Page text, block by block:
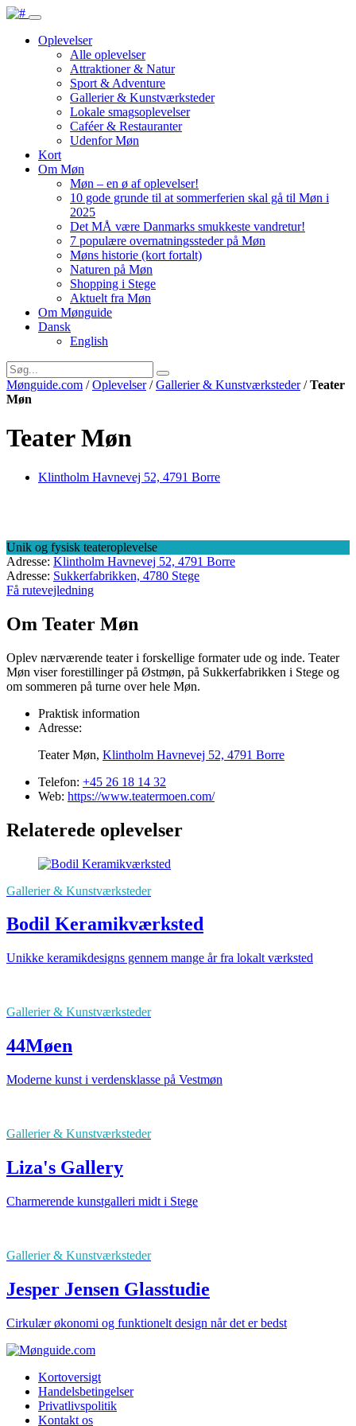
Oplevelser
Alle oplevelser
Attraktioner & Natur
Sport & Adventure
Gallerier & Kunstværksteder
Lokale smagsoplevelser
Caféer & Restauranter
Udenfor Møn
Kort
Om Møn
Møn – en ø af oplevelser!
10 gode grunde til at sommerferien skal gå til Møn i
2025
Det MÅ være Danmarks smukkeste vandretur!
7 populære overnatningssteder på Møn
Møns historie (kort fortalt)
Naturen på Møn
Shopping i Stege
Aktuelt fra Møn
Om Mønguide
Dansk
English
Mønguide.com /Oplevelser/Gallerier & Kunstværksteder/Teater
Møn
Teater Møn
Klintholm Havnevej 52, 4791 Borre
Unik og fysisk teateroplevelse
Adresse: Klintholm Havnevej 52, 4791 Borre
Adresse: Sukkerfabrikken, 4780 Stege
Få rutevejledning
Om Teater Møn
Oplev nærværende teater i forskellige formater ude og inde. Teater
Møn viser forestillinger på Østmøn, på Sukkerfabrikken i Stege og
om sommeren på turne over hele Møn.
Praktisk information
Adresse:
Teater Møn, Klintholm Havnevej 52, 4791 Borre
Telefon: +45 26 18 14 32
Web: https://www.teatermoen.com/
Relaterede oplevelser
Gallerier & Kunstværksteder
Bodil Keramikværksted
Unikke keramikdesigns gennem mange år fra lokalt værksted
Gallerier & Kunstværksteder
44Møen
Moderne kunst i verdensklasse på Vestmøn
Gallerier & Kunstværksteder
Liza's Gallery
Charmerende kunstgalleri midt i Stege
Gallerier & Kunstværksteder
Jesper Jensen Glasstudie
Cirkulær økonomi og funktionelt design når det er bedst
Kortoversigt
Handelsbetingelser
Privatlivspolitik
Kontakt os